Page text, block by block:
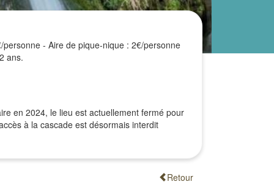
- Aire de pique-nique : 2€/personne
ans.
en 2024, le lieu est actuellement fermé pour
à la cascade est désormais interdit
Retour